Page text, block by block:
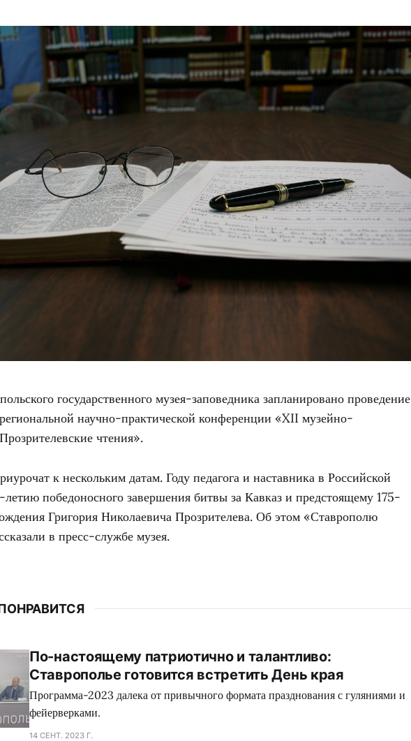
государственного музея-заповедника запланировано проведение
научно-практической конференции «XII музейно-
чтения».
к нескольким датам. Году педагога и наставника в Российской
победоносного завершения битвы за Кавказ и предстоящему 175-
Григория Николаевича Прозрителева. Об этом «Ставрополю
в пресс-службе музея.
По-настоящему патриотично и талантливо:
Ставрополье готовится встретить День края
Программа-2023 далека от привычного формата празднования с гуляниями и
фейерверками.
14 СЕНТ. 2023 Г.